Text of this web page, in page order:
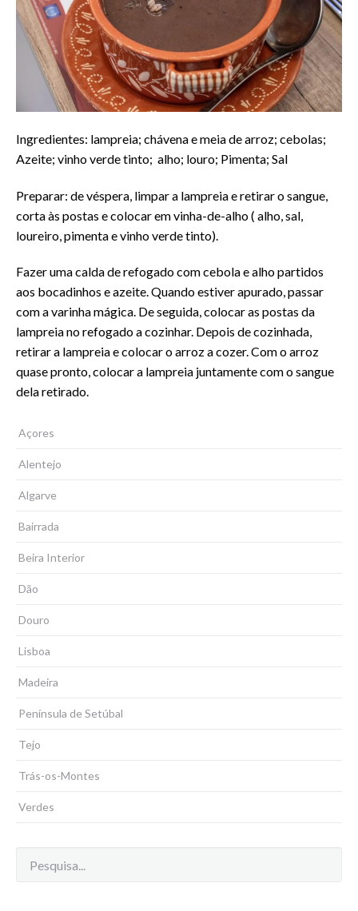
Ingredientes: lampreia; chávena e meia de arroz; cebolas;
Azeite; vinho verde tinto; alho; louro; Pimenta; Sal
Preparar: de véspera, limpar a lampreia e retirar o sangue,
corta às postas e colocar em vinha-de-alho ( alho, sal,
loureiro, pimenta e vinho verde tinto).
Fazer uma calda de refogado com cebola e alho partidos
aos bocadinhos e azeite. Quando estiver apurado, passar
com a varinha mágica. De seguida, colocar as postas da
lampreia no refogado a cozinhar. Depois de cozinhada,
retirar a lampreia e colocar o arroz a cozer. Com o arroz
quase pronto, colocar a lampreia juntamente com o sangue
dela retirado.
Açores
Alentejo
Algarve
Bairrada
Beira Interior
Dão
Douro
Lisboa
Madeira
Península de Setúbal
Tejo
Trás-os-Montes
Verdes